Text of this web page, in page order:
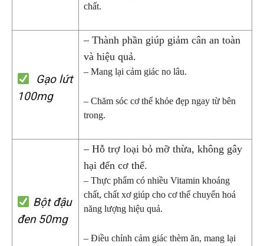
chất.
Gạo lứt
100mg
– Thành phần giúp giảm cân an toàn
và hiệu quả.
– Mang lại cảm giác no lâu.
– Chăm sóc cơ thể khỏe đẹp ngay từ bên
trong.
Bột đậu
đen 50mg
– Hỗ trợ loại bỏ mỡ thừa, không gây
hại đến cơ thể.
– Thực phẩm có nhiều Vitamin khoáng
chất, chất xơ giúp cho cơ thể chuyển hoá
năng lượng hiệu quả.
– Điều chỉnh cảm giác thèm ăn, mang lại